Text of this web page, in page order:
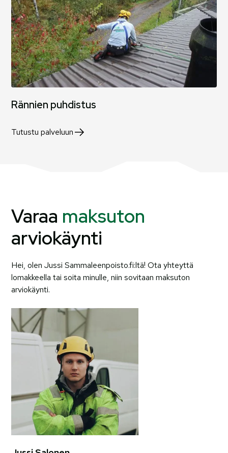
Rännien puhdistus
Tutustu palveluun
Varaa maksuton
arviokäynti
Hei, olen Jussi Sammaleenpoisto.fi:ltä! Ota yhteyttä
lomakkeella tai soita minulle, niin sovitaan maksuton
arviokäynti.